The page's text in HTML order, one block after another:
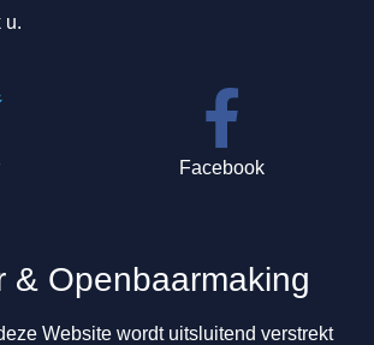
u.
Facebook
& Openbaarmaking
Website wordt uitsluitend verstrekt